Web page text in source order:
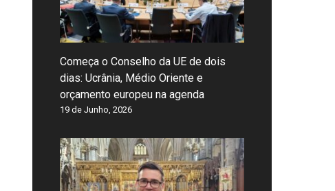
Começa o Conselho da UE de dois
dias: Ucrânia, Médio Oriente e
orçamento europeu na agenda
19 de Junho, 2026